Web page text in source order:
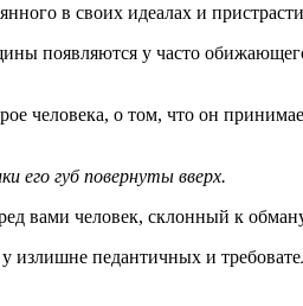
в своих идеалах и
появляются у часто
человека, о том, что он
его губ повернуты вверх.
вами человек, склонный к
педантичных и